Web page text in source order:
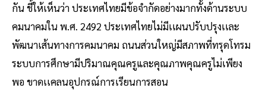
กัน ชี้ให้เห็นว่า ประเทศไทยมีข้อจำกัดอย่างมากทั้งด้านระบบ
คมนาคมใน พ.ศ. 2492 ประเทศไทยไม่มีเเผนปรับปรุงเเละ
พัฒนาเส้นทางการคมนาคม ถนนส่วนใหญ่มีสภาพที่ทรุดโทรม
ระบบการศึกษามีปริมาณคุณครูและคุณภาพคุณครูไม่เพียง
พอ ขาดเเคลนอุปกรณ์การเรียนการสอน